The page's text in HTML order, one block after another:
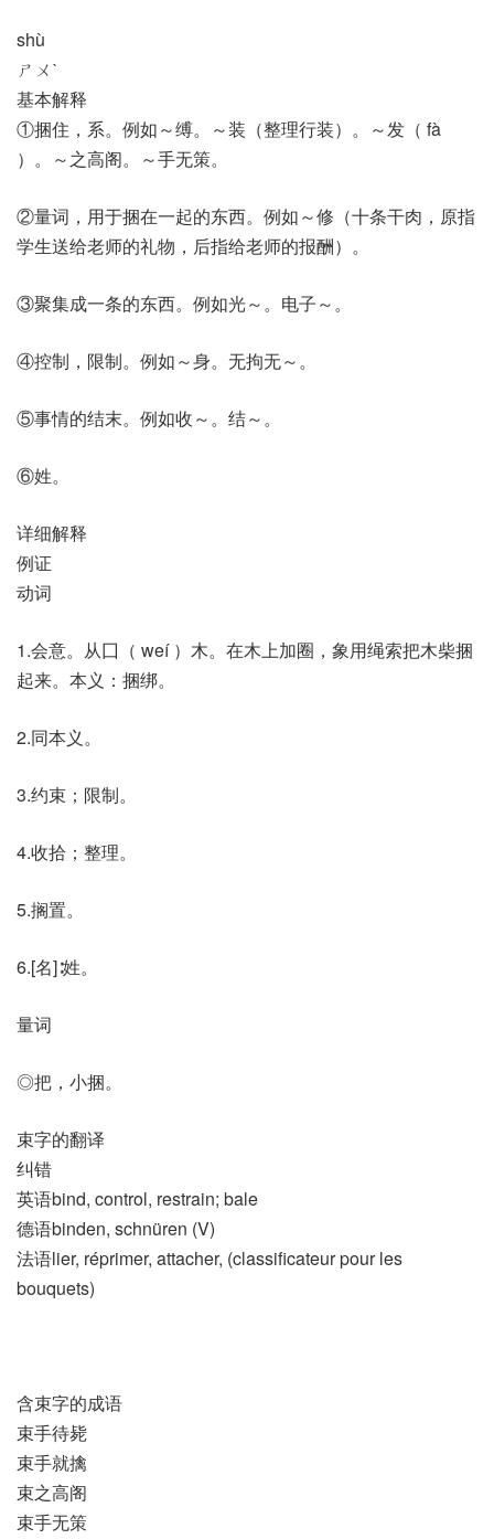
shù
ㄕㄨˋ
基本解释
①捆住，系。例如～缚。～装（整理行装）。～发（ fà
）。～之高阁。～手无策。
②量词，用于捆在一起的东西。例如～修（十条干肉，原指
学生送给老师的礼物，后指给老师的报酬）。
③聚集成一条的东西。例如光～。电子～。
④控制，限制。例如～身。无拘无～。
⑤事情的结末。例如收～。结～。
⑥姓。
详细解释
例证
动词
1.会意。从囗（ weí ）木。在木上加圈，象用绳索把木柴捆
起来。本义：捆绑。
2.同本义。
3.约束；限制。
4.收拾；整理。
5.搁置。
6.[名]∶姓。
量词
◎把，小捆。
束字的翻译
纠错
英语bind, control, restrain; bale
德语binden, schnüren (V)
法语lier, réprimer, attacher, (classificateur pour les
bouquets)​
含束字的成语
束手待毙
束手就擒
束之高阁
束手无策